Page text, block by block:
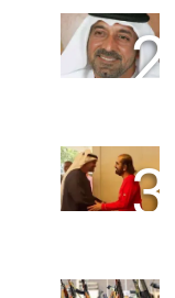
2
3